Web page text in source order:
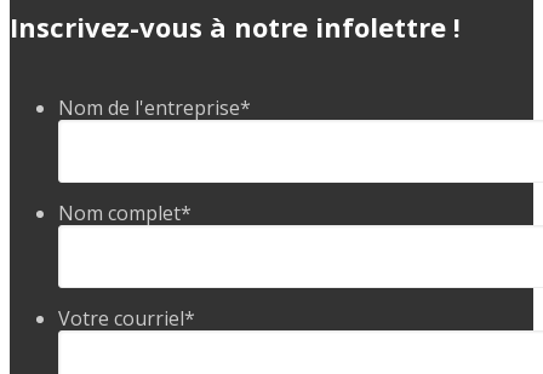
Inscrivez-vous à notre infolettre !
Nom de l'entreprise*
Nom complet*
Votre courriel*